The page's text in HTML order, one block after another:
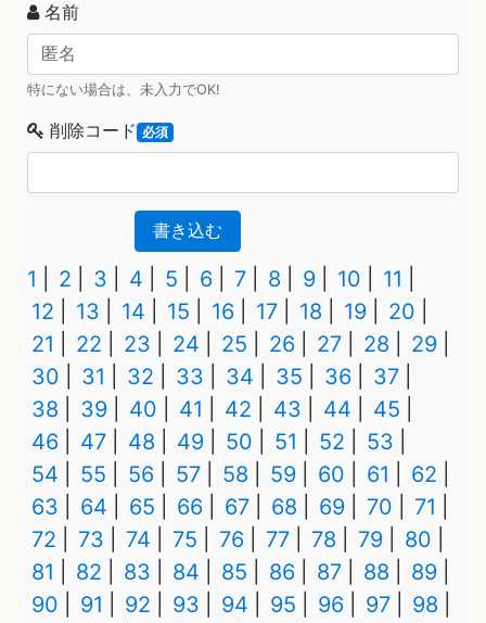
名前
特にない場合は、未入力でOK!
削除コード 必須
書き込む
1 2 3 4 5 6 7 8 9 10
11
12
13 14 15 16 17 18 19
20
21
22 23 24 25 26 27 28
29
30
31 32 33 34 35 36
37
38
39 40 41 42 43 44
45
46
47 48 49 50 51 52
53
54
55 56 57 58 59 60 61
62
63
64 65 66 67 68 69 70
71
72
73 74 75 76 77 78 79
80
81
82 83 84 85 86 87 88
89
90
91 92 93 94 95 96 97
98